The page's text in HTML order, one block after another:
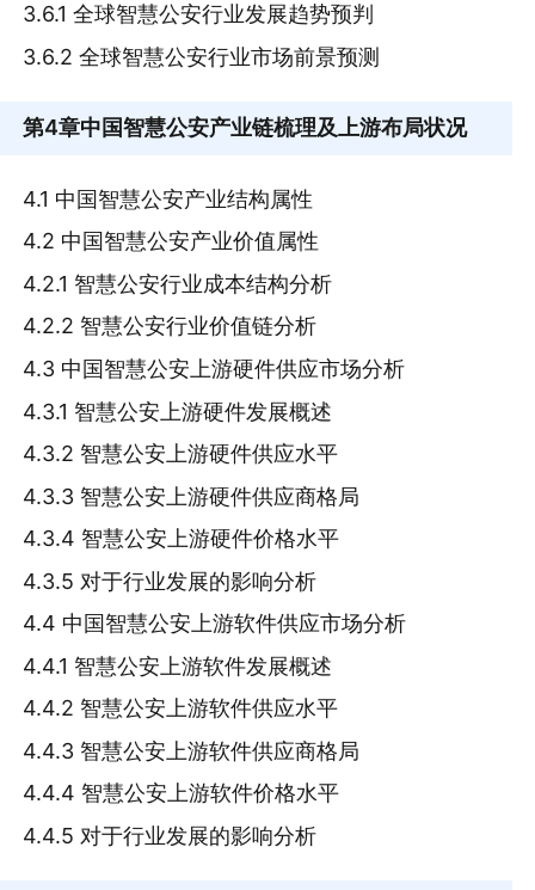
3.6.1 全球智慧公安行业发展趋势预判
3.6.2 全球智慧公安行业市场前景预测
第4章中国智慧公安产业链梳理及上游布局状况
4.1 中国智慧公安产业结构属性
4.2 中国智慧公安产业价值属性
4.2.1 智慧公安行业成本结构分析
4.2.2 智慧公安行业价值链分析
4.3 中国智慧公安上游硬件供应市场分析
4.3.1 智慧公安上游硬件发展概述
4.3.2 智慧公安上游硬件供应水平
4.3.3 智慧公安上游硬件供应商格局
4.3.4 智慧公安上游硬件价格水平
4.3.5 对于行业发展的影响分析
4.4 中国智慧公安上游软件供应市场分析
4.4.1 智慧公安上游软件发展概述
4.4.2 智慧公安上游软件供应水平
4.4.3 智慧公安上游软件供应商格局
4.4.4 智慧公安上游软件价格水平
4.4.5 对于行业发展的影响分析